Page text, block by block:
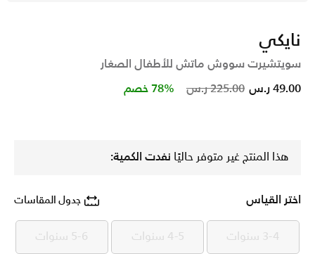
نايكي
سويتشيرت سووش ماتش للأطفال الصغار
Price reduced from
225.00 ر.س to 49.00 ر.س 78% خصم
هذا المنتج غير متوفر حاليًا نفدت الكمية:
اختر القياس جدول المقاسات
3-4 سنوات 3-4 سنوات 4-5 سنوات 4-5 سنوات 5-6 سنوات 5-6 سنوات